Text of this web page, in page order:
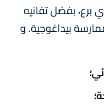
برع، بفضل تفانيه
بيداغوجية. و